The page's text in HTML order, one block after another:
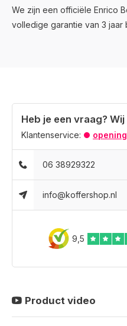
We zijn een officiële Enrico
volledige garantie van 3 jaar
Heb je een vraag?
Klantenservice:
06 38929322
info@koffershop.nl
9,5
Product video